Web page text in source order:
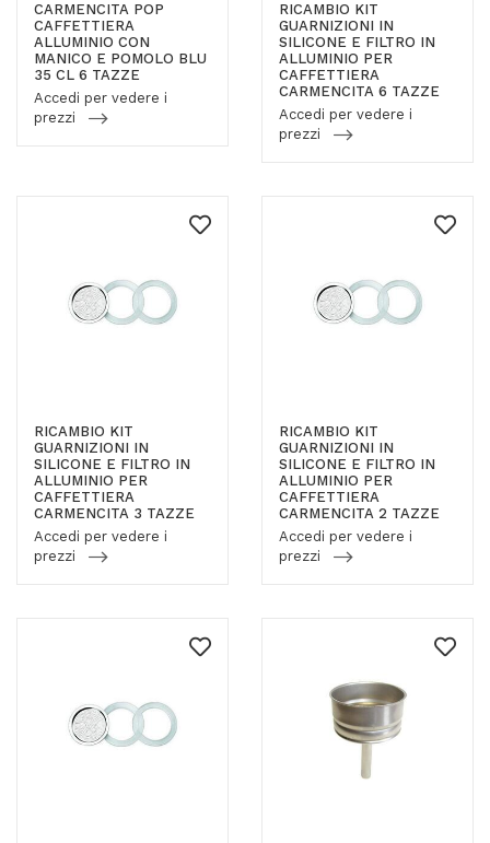
CARMENCITA POP
CAFFETTIERA
ALLUMINIO CON
MANICO E POMOLO BLU
35 CL 6 TAZZE
Accedi per vedere i
prezzi
RICAMBIO KIT
GUARNIZIONI IN
SILICONE E FILTRO IN
ALLUMINIO PER
CAFFETTIERA
CARMENCITA 6 TAZZE
Accedi per vedere i
prezzi
RICAMBIO KIT
GUARNIZIONI IN
SILICONE E FILTRO IN
ALLUMINIO PER
CAFFETTIERA
CARMENCITA 3 TAZZE
Accedi per vedere i
prezzi
RICAMBIO KIT
GUARNIZIONI IN
SILICONE E FILTRO IN
ALLUMINIO PER
CAFFETTIERA
CARMENCITA 2 TAZZE
Accedi per vedere i
prezzi